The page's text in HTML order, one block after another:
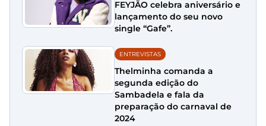
FEYJÃO celebra aniversário e
lançamento do seu novo
single “Gafe”.
ENTREVISTAS
Thelminha comanda a
segunda edição do
Sambadela e fala da
preparação do carnaval de
2024